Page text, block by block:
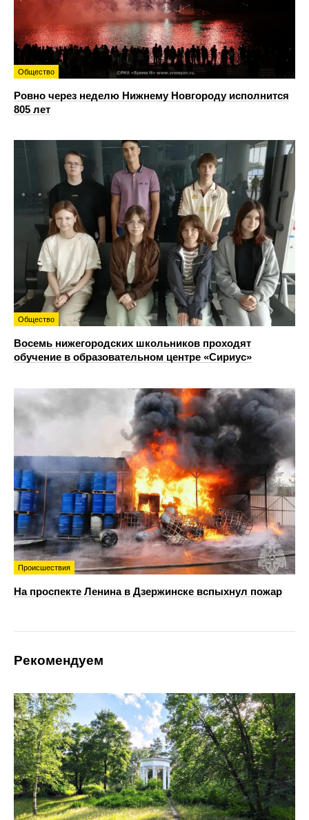
Общество
Ровно через неделю Нижнему Новгороду исполнится
805 лет
Общество
Восемь нижегородских школьников проходят
обучение в образовательном центре «Сириус»
Происшествия
На проспекте Ленина в Дзержинске вспыхнул пожар
Рекомендуем